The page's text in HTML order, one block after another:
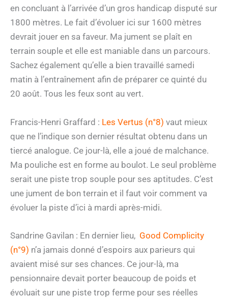
en concluant à l’arrivée d’un gros handicap disputé sur
1800 mètres. Le fait d’évoluer ici sur 1600 mètres
devrait jouer en sa faveur. Ma jument se plaît en
terrain souple et elle est maniable dans un parcours.
Sachez également qu’elle a bien travaillé samedi
matin à l’entraînement afin de préparer ce quinté du
20 août. Tous les feux sont au vert.
Francis-Henri Graffard : Les Vertus (n°8) vaut mieux
que ne l’indique son dernier résultat obtenu dans un
tiercé analogue. Ce jour-là, elle a joué de malchance.
Ma pouliche est en forme au boulot. Le seul problème
serait une piste trop souple pour ses aptitudes. C’est
une jument de bon terrain et il faut voir comment va
évoluer la piste d’ici à mardi après-midi.
Sandrine Gavilan : En dernier lieu, Good Complicity
(n°9) n’a jamais donné d’espoirs aux parieurs qui
avaient misé sur ses chances. Ce jour-là, ma
pensionnaire devait porter beaucoup de poids et
évoluait sur une piste trop ferme pour ses réelles